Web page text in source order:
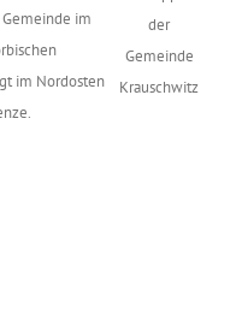
Gemeinde im
im Nordosten